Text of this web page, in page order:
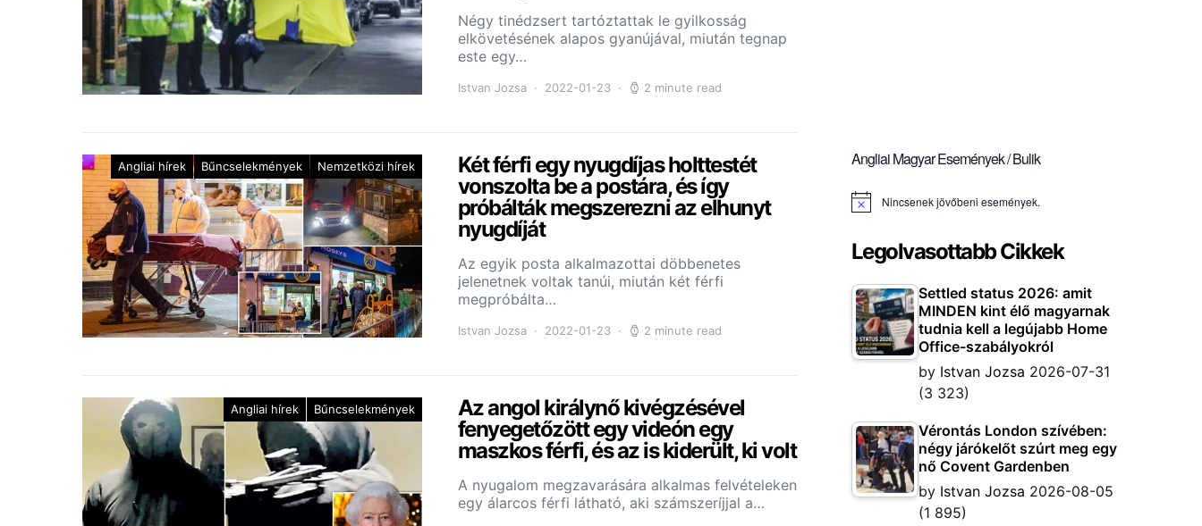
Négy tinédzsert tartóztattak le gyilkosság
elkövetésének alapos gyanújával, miután tegnap
este egy…
Istvan Jozsa 2022-01-23 2 minute read
Angliai hírek Bűncselekmények Nemzetközi hírek
Két férfi egy nyugdíjas holttestét
vonszolta be a postára, és így
próbálták megszerezni az elhunyt
nyugdíját
Az egyik posta alkalmazottai döbbenetes
jelenetnek voltak tanúi, miután két férfi
megpróbálta…
Istvan Jozsa 2022-01-23 2 minute read
Angliai hírek Bűncselekmények
Az angol királynő kivégzésével
fenyegetőzött egy videón egy
maszkos férfi, és az is kiderült, ki volt
A nyugalom megzavarására alkalmas felvételeken
egy álarcos férfi látható, aki számszeríjjal a…
Angliai Magyar Események / Bulik
Notice Nincsenek jövőbeni események.
Legolvasottabb Cikkek
Settled status 2026: amit
MINDEN kint élő magyarnak
tudnia kell a legújabb Home
Office-szabályokról
by Istvan Jozsa 2026-07-31
(3 323)
Vérontás London szívében:
négy járókelőt szúrt meg egy
nő Covent Gardenben
by Istvan Jozsa 2026-08-05
(1 895)